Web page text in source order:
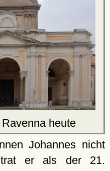
Ravenna heute
Johannes nicht
er als der 21.